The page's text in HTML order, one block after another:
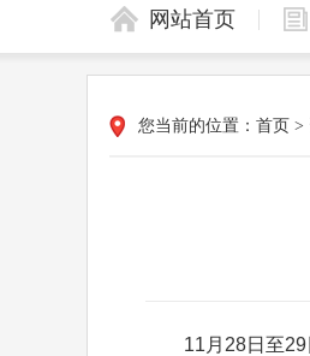
网站首页
您当前的位置： 首页 >
11月28日至29日